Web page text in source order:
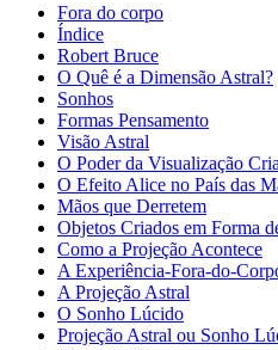
Fora do corpo
Índice
Robert Bruce
O Quê é a Dimensão Astral?
Sonhos
Formas Pensamento
Visão Astral
O Poder da Visualização
O Efeito Alice no País das
Mãos que Derretem
Objetos Criados em Forma
Como a Projeção Acontece
A Experiência-Fora-do-
A Projeção Astral
O Sonho Lúcido
Projeção Astral ou Sonho